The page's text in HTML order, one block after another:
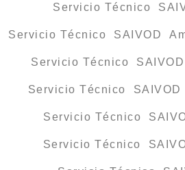
Servicio Técnico
Servicio Técnico SAIVOD
Servicio Técnico
Servicio Técnico
Servicio Técnico
Servicio Técnico